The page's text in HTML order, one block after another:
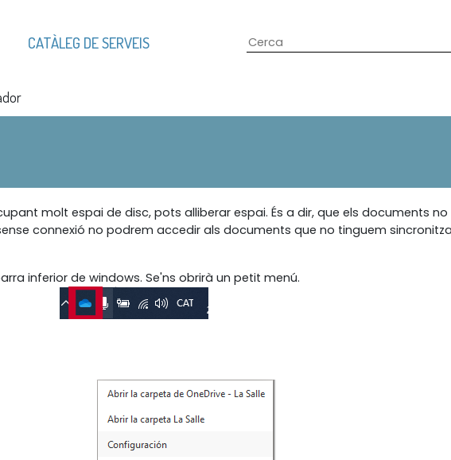
CATÀLEG DE SERVEIS
molt espai de disc, pots alliberar espai. És a dir, que els documents
connexió no podrem accedir als documents que no tinguem
inferior de windows. Se'ns obrirà un petit menú.